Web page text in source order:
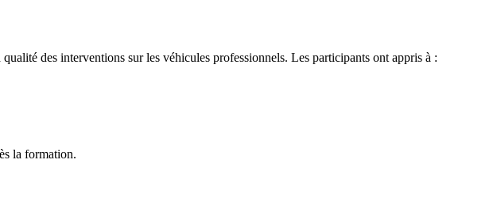
des interventions sur les véhicules professionnels. Les participants ont appris à :
la formation.